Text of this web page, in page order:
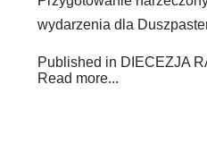
wydarzenia dla
Published in DIECEZJA
Read more...